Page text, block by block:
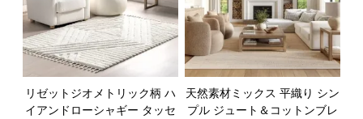
リゼットジオメトリック柄 ハ
イアンドローシャギー タッセ
天然素材ミックス 平織り シン
プル ジュート＆コットンブレ